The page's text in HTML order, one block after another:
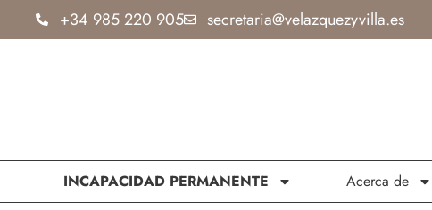
+34 985 220 905 secretaria@velazquezyvilla.es
INCAPACIDAD PERMANENTE Acerca de